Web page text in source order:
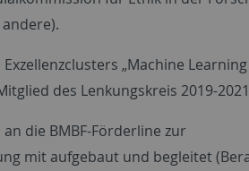
„Machine
des Lenkungskreis 2019-
die BMBF-Förderline zur
mit aufgebaut und begleitet